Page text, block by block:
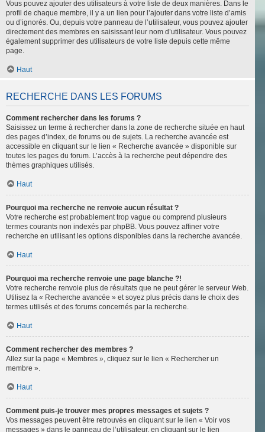
Vous pouvez ajouter des utilisateurs à votre liste de deux manières. Dans le
profil de chaque membre, il y a un lien pour l’ajouter dans votre liste d’amis
ou d’ignorés. Ou, depuis votre panneau de l’utilisateur, vous pouvez ajouter
directement des membres en saisissant leur nom d’utilisateur. Vous pouvez
également supprimer des utilisateurs de votre liste depuis cette même
page.
Haut
RECHERCHE DANS LES FORUMS
Comment rechercher dans les forums ?
Saisissez un terme à rechercher dans la zone de recherche située en haut
des pages d’index, de forums ou de sujets. La recherche avancée est
accessible en cliquant sur le lien « Recherche avancée » disponible sur
toutes les pages du forum. L’accès à la recherche peut dépendre des
thèmes graphiques utilisés.
Haut
Pourquoi ma recherche ne renvoie aucun résultat ?
Votre recherche est probablement trop vague ou comprend plusieurs
termes courants non indexés par phpBB. Vous pouvez affiner votre
recherche en utilisant les options disponibles dans la recherche avancée.
Haut
Pourquoi ma recherche renvoie une page blanche ?!
Votre recherche renvoie plus de résultats que ne peut gérer le serveur Web.
Utilisez la « Recherche avancée » et soyez plus précis dans le choix des
termes utilisés et des forums concernés par la recherche.
Haut
Comment rechercher des membres ?
Allez sur la page « Membres », cliquez sur le lien « Rechercher un
membre ».
Haut
Comment puis-je trouver mes propres messages et sujets ?
Vos messages peuvent être retrouvés en cliquant sur le lien « Voir vos
messages » dans le panneau de l’utilisateur, en cliquant sur le lien